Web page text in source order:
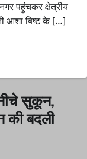
पहुंचकर क्षेत्रीय
आशा बिष्ट के […]
सुकून,
की बदली